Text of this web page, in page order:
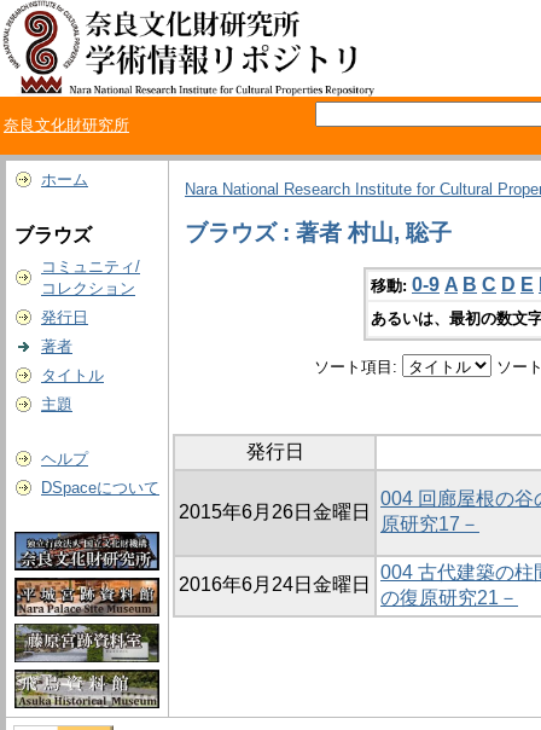
奈良文化財研究所
ホーム
ブラウズ
コミュニティ/
コレクション
発行日
著者
タイトル
主題
ヘルプ
DSpaceについて
Nara National Research Institute for Cultural
ブラウズ : 著者 村山, 聡子
移動: 0-9 A B C D E
あるいは、最初の数文
ソート項目: ソー
発行日
2015年6月26日金曜日
004 回廊屋根の
原研究17－
2016年6月24日金曜日
004 古代建築の
の復原研究21－